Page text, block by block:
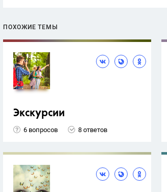
ПОХОЖИЕ ТЕМЫ
Экскурсии
6 вопросов 8 ответов